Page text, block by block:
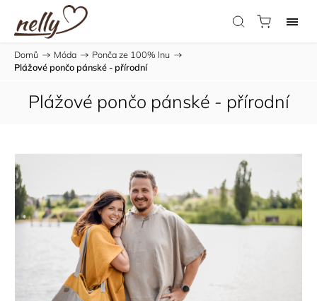
Domů / Móda / Ponča ze 100% lnu /
Plážové pončo pánské - přírodní
Plážové pončo pánské - přírodní